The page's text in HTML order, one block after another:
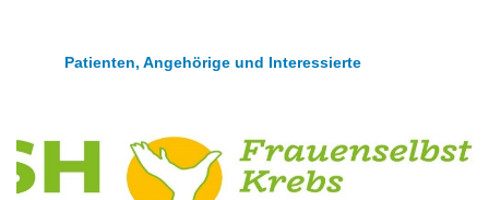
Patienten, Angehörige und Interessierte